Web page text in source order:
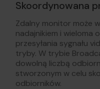
Skoordynowana
Zdalny monitor może
nadajnikiem i wieloma
przesyłania sygnału
tryby. W trybie
dowolną liczbą
stworzonym w celu
odbiorników.